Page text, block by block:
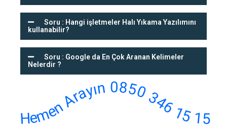
Soru : Hangi işletmeler Halı Yıkama Yazılımını
kullanabilir?
Soru : Google da En Çok Aranan Kelimeler
Nelerdir ?
Hemen Arayın 0850 346 15 15